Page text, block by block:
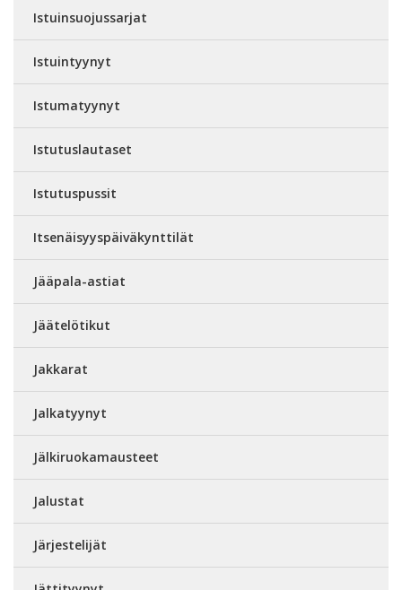
Istuinsuojussarjat
Istuintyynyt
Istumatyynyt
Istutuslautaset
Istutuspussit
Itsenäisyyspäiväkynttilät
Jääpala-astiat
Jäätelötikut
Jakkarat
Jalkatyynyt
Jälkiruokamausteet
Jalustat
Järjestelijät